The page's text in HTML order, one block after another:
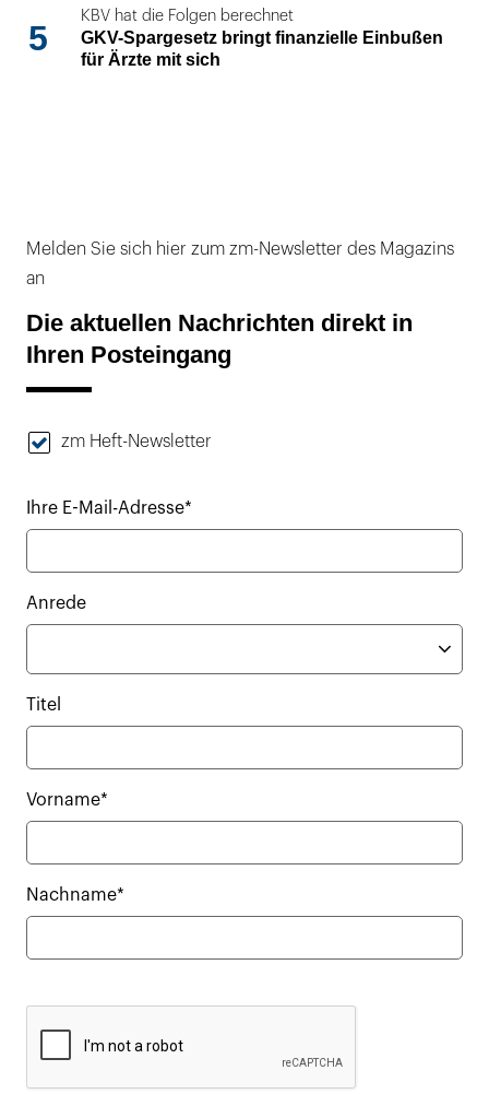
5
KBV hat die Folgen berechnet
GKV-Spargesetz bringt finanzielle Einbußen
für Ärzte mit sich
Melden Sie sich hier zum zm-Newsletter des Magazins
an
Die aktuellen Nachrichten direkt in
Ihren Posteingang
zm Heft-Newsletter
Ihre E-Mail-Adresse*
Anrede
Titel
Vorname*
Nachname*